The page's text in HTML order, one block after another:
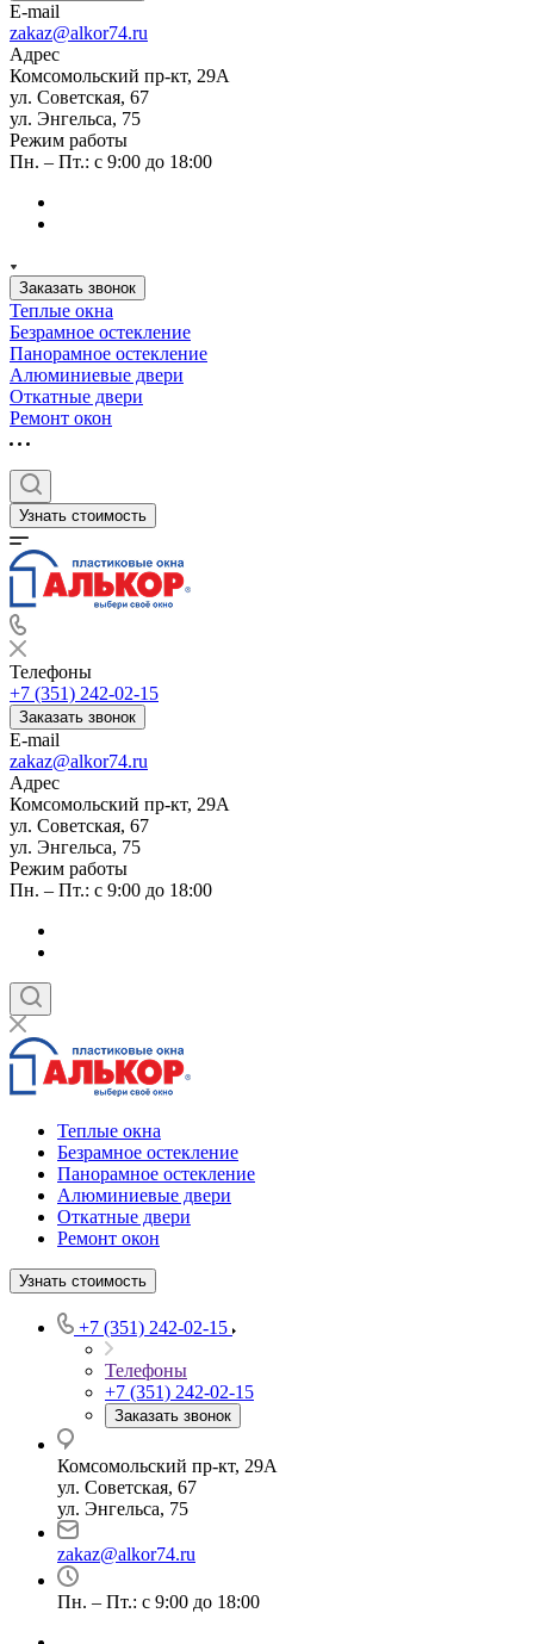
E-mail
zakaz@alkor74.ru
Адрес
Комсомольский пр-кт, 29А
ул. Советская, 67
ул. Энгельса, 75
Режим работы
Пн. – Пт.: с 9:00 до 18:00
Заказать звонок
Теплые окна
Безрамное остекление
Панорамное остекление
Алюминиевые двери
Откатные двери
Ремонт окон
Узнать стоимость
Телефоны
+7 (351) 242-02-15
Заказать звонок
E-mail
zakaz@alkor74.ru
Адрес
Комсомольский пр-кт, 29А
ул. Советская, 67
ул. Энгельса, 75
Режим работы
Пн. – Пт.: с 9:00 до 18:00
Теплые окна
Безрамное остекление
Панорамное остекление
Алюминиевые двери
Откатные двери
Ремонт окон
Узнать стоимость
+7 (351) 242-02-15
Телефоны
+7 (351) 242-02-15
Заказать звонок
Комсомольский пр-кт, 29А
ул. Советская, 67
ул. Энгельса, 75
zakaz@alkor74.ru
Пн. – Пт.: с 9:00 до 18:00